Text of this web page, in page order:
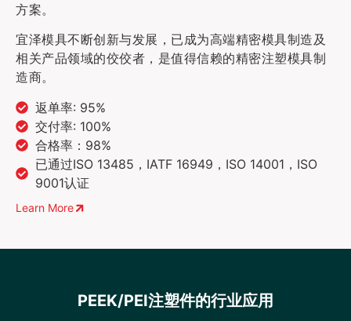
方案。
宜泽模具不断创新与发展，已成为高端精密模具制造及
相关产品领域的佼佼者，是值得信赖的精密注塑模具制
造商。
返单率: 95%
交付率: 100%
合格率：98%
已通过ISO 13485，IATF 16949，ISO 14001，ISO
9001认证
Learn More
PEEK/PEI注塑件的行业应用